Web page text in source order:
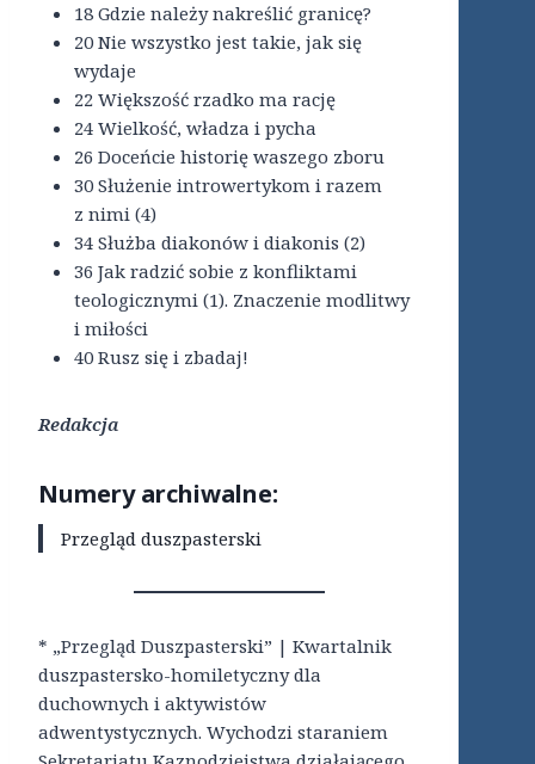
18 Gdzie należy nakreślić granicę?
20 Nie wszystko jest takie, jak się
wydaje
22 Większość rzadko ma rację
24 Wielkość, władza i pycha
26 Doceńcie historię waszego zboru
30 Służenie introwertykom i razem
z nimi (4)
34 Służba diakonów i diakonis (2)
36 Jak radzić sobie z konfliktami
teologicznymi (1). Znaczenie modlitwy
i miłości
40 Rusz się i zbadaj!
Redakcja
Numery archiwalne:
Przegląd duszpasterski
* „Przegląd Duszpasterski” | Kwartalnik
duszpastersko-homiletyczny dla
duchownych i aktywistów
adwentystycznych. Wychodzi staraniem